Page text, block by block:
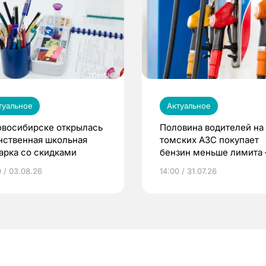
открылась
школьная
со скидками
/ 03.08.26
Актуальное
Половина водителей на
томских АЗС покупает
бензин меньше
14:00 / 31.07.26